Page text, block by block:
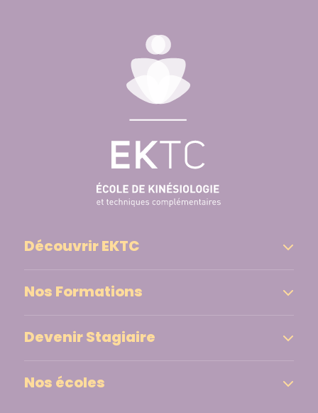
Découvrir EKTC
Nos Formations
Devenir Stagiaire
Nos écoles